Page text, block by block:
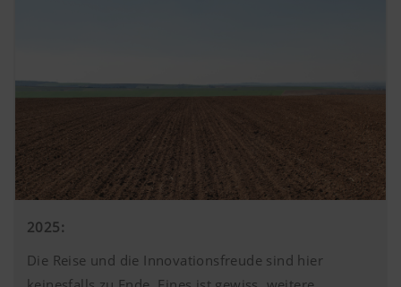
2025:
Die Reise und die Innovationsfreude sind hier